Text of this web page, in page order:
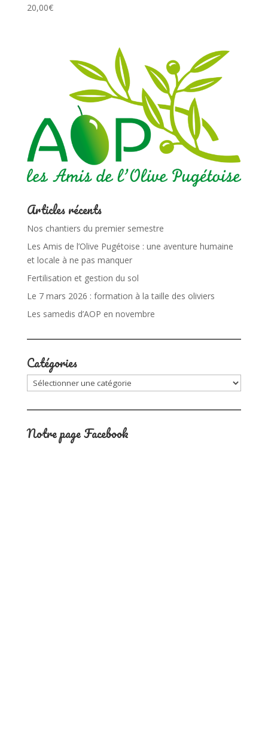
20,00€
Articles récents
Nos chantiers du premier semestre
Les Amis de l’Olive Pugétoise : une aventure humaine
et locale à ne pas manquer
Fertilisation et gestion du sol
Le 7 mars 2026 : formation à la taille des oliviers
Les samedis d’AOP en novembre
Catégories
Catégories
Notre page Facebook